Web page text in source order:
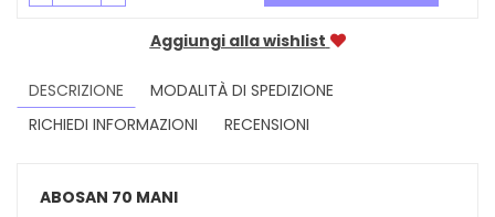
Aggiungi alla wishlist
DESCRIZIONE
MODALITÀ DI SPEDIZIONE
RICHIEDI INFORMAZIONI
RECENSIONI
ABOSAN 70 MANI